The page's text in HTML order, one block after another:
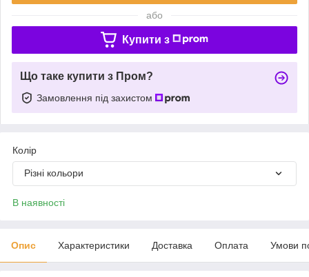
або
Купити з
Що таке купити з Пром?
Замовлення під захистом
Колір
Різні кольори
В наявності
Опис Характеристики Доставка Оплата Умови